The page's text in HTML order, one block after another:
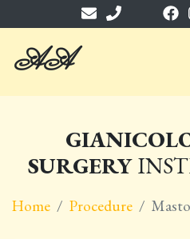
AA
SURGERY
Home Procedure